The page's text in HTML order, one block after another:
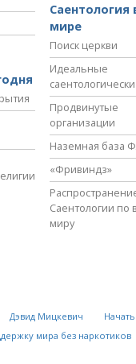
Саентология
мире
Поиск церкви
Идеальные
Продвинутые
организации
Наземная база
«Фривиндз»
Саентологии по
миру
Дэвид Мицкевич
мира без наркотиков